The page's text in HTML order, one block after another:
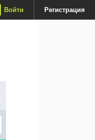
Войти Регистрация